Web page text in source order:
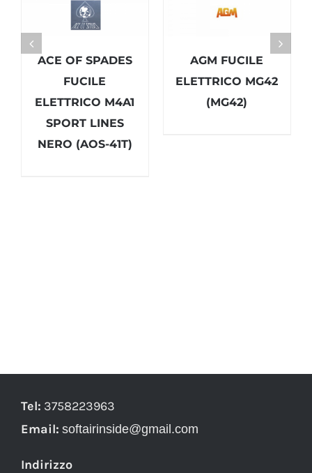
ACE OF SPADES
FUCILE
ELETTRICO M4A1
SPORT LINES
NERO (AOS-41T)
AGM FUCILE
ELETTRICO MG42
(MG42)
Tel: 3758223963
Email: softairinside@gmail.com
Indirizzo